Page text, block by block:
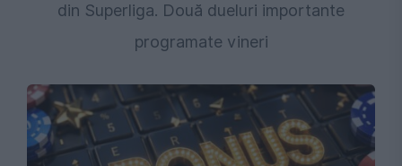
din Superliga. Două dueluri importante
programate vineri